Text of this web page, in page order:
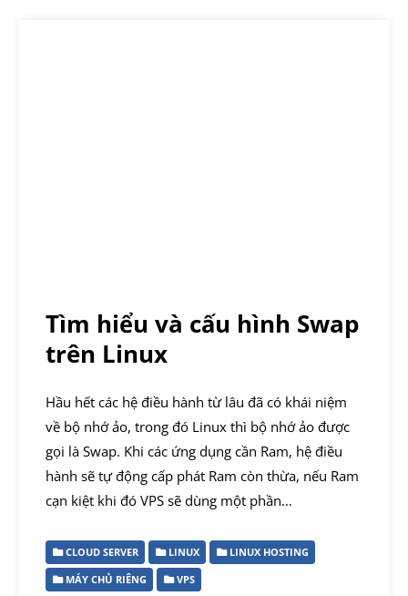
Tìm hiểu và cấu hình Swap
trên Linux
Hầu hết các hệ điều hành từ lâu đã có khái niệm
về bộ nhớ ảo, trong đó Linux thì bộ nhớ ảo được
gọi là Swap. Khi các ứng dụng cần Ram, hệ điều
hành sẽ tự động cấp phát Ram còn thừa, nếu Ram
cạn kiệt khi đó VPS sẽ dùng một phần…
CLOUD SERVER LINUX
LINUX HOSTING
MÁY CHỦ RIÊNG
VPS